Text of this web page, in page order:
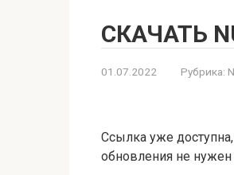
СКАЧАТЬ
01.07.2022 Рубрика:
Ссылка уже
обновления не нужен